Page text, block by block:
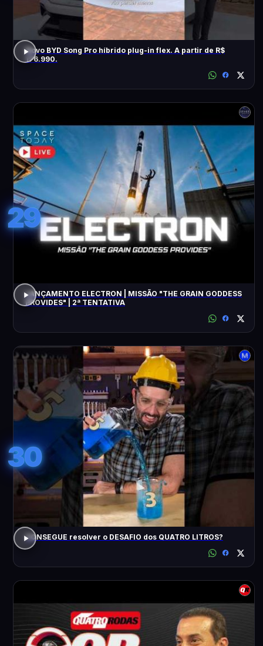
Novo BYD Song Pro híbrido plug-in flex. A partir de R$
176.990.
29
LANÇAMENTO ELECTRON | MISSÃO "THE GRAIN GODDESS
PROVIDES" | 2ª TENTATIVA
30
CONSEGUE resolver o DESAFIO dos QUATRO LITROS?